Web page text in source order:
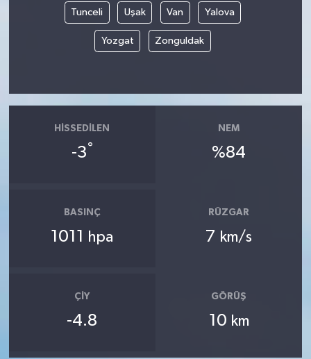
Tunceli Uşak Van Yalova
Yozgat Zonguldak
HISSEDILEN
-3°
NEM
%84
BASINÇ
1011 hpa
RÜZGAR
7 km/s
ÇIY
-4.8
GÖRÜŞ
10 km